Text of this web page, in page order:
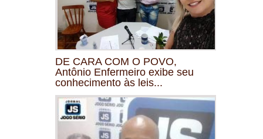
DE CARA COM O POVO,
Antônio Enfermeiro exibe seu
conhecimento às leis...